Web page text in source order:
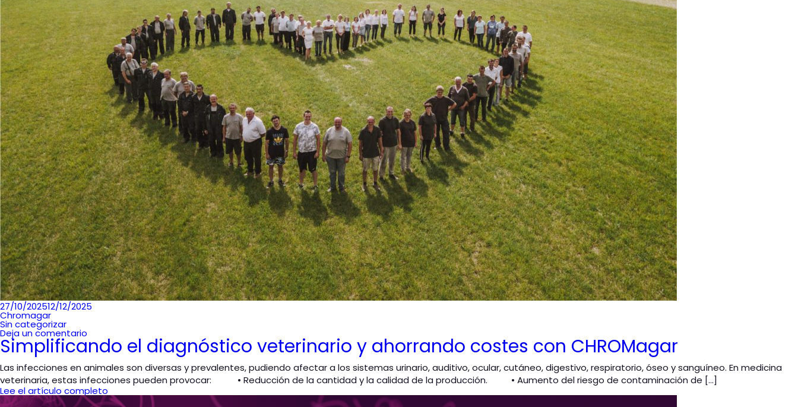
Publicado
en
27/10/202512/12/2025
Chromagar
Sin categorizar
Deja un comentario
Simplificando el diagnóstico veterinario y ahorrando costes con CHROMagar
Las infecciones en animales son diversas y prevalentes, pudiendo afectar a los sistemas urinario, auditivo, ocular, cutáneo, digestivo, respiratorio, óseo y sanguíneo. En medicina
veterinaria, estas infecciones pueden provocar: • Reducción de la cantidad y la calidad de la producción. • Aumento del riesgo de contaminación de […]
Lee el artículo completo